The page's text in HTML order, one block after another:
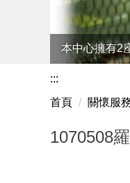
本中心擁有2
:::
首頁
關懷服
1070508